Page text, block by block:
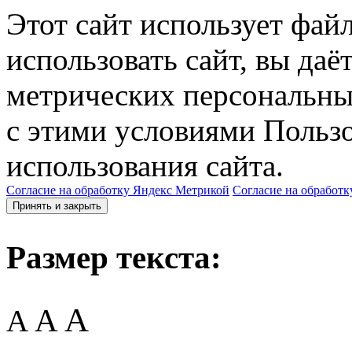
Этот сайт использует
использовать сайт, вы
метрических
с этими условиями
использования сайта.
Согласие на обработку Яндекс Метрикой Согласие на
Принять и закрыть
Размер текста:
A AA